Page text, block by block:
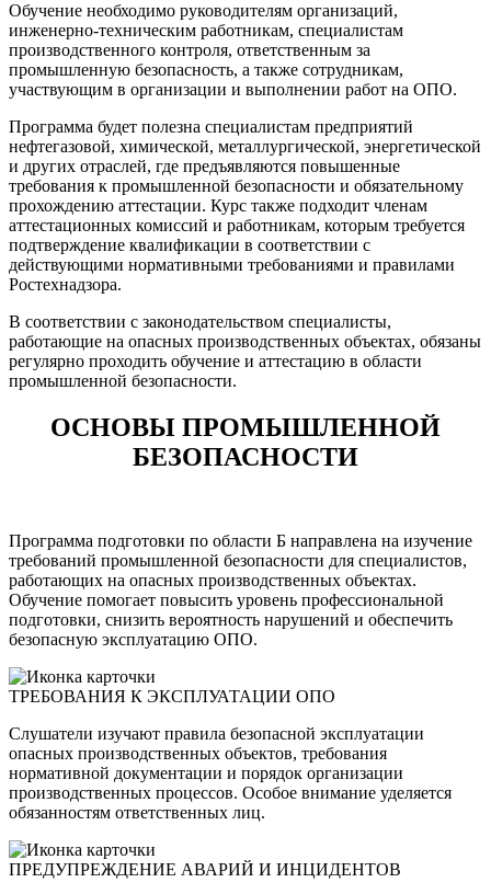
Обучение необходимо руководителям организаций,
инженерно-техническим работникам, специалистам
производственного контроля, ответственным за
промышленную безопасность, а также сотрудникам,
участвующим в организации и выполнении работ на ОПО.
Программа будет полезна специалистам предприятий
нефтегазовой, химической, металлургической, энергетической
и других отраслей, где предъявляются повышенные
требования к промышленной безопасности и обязательному
прохождению аттестации. Курс также подходит членам
аттестационных комиссий и работникам, которым требуется
подтверждение квалификации в соответствии с
действующими нормативными требованиями и правилами
Ростехнадзора.
В соответствии с законодательством специалисты,
работающие на опасных производственных объектах, обязаны
регулярно проходить обучение и аттестацию в области
промышленной безопасности.
ОСНОВЫ ПРОМЫШЛЕННОЙ
БЕЗОПАСНОСТИ
Программа подготовки по области Б направлена на изучение
требований промышленной безопасности для специалистов,
работающих на опасных производственных объектах.
Обучение помогает повысить уровень профессиональной
подготовки, снизить вероятность нарушений и обеспечить
безопасную эксплуатацию ОПО.
ТРЕБОВАНИЯ К ЭКСПЛУАТАЦИИ ОПО
Слушатели изучают правила безопасной эксплуатации
опасных производственных объектов, требования
нормативной документации и порядок организации
производственных процессов. Особое внимание уделяется
обязанностям ответственных лиц.
ПРЕДУПРЕЖДЕНИЕ АВАРИЙ И ИНЦИДЕНТОВ